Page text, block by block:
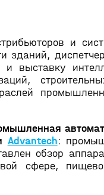
и
зданий,
выставку
Advantech:
обзор
сфере,